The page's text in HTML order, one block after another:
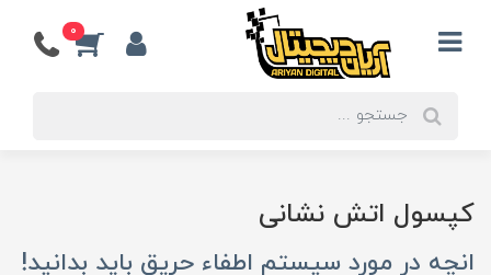
0
کپسول اتش نشانی
انچه در مورد سیستم اطفاء حریق باید بدانید!